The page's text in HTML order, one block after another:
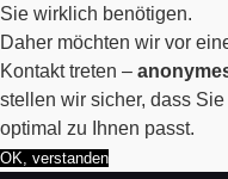
Sie wirklich benötigen.
Daher möchten wir vor
Kontakt treten –
stellen wir sicher, dass
optimal zu Ihnen passt.
OK, verstanden